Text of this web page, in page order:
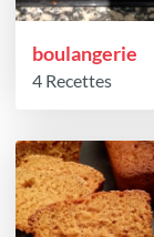
boulangerie
4 Recettes